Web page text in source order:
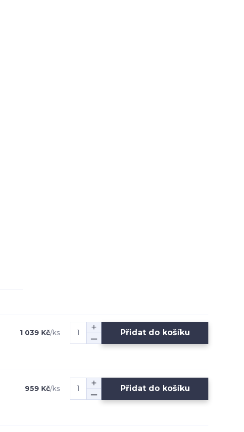
1 039 Kč/ks Přidat do košíku
959 Kč/ks Přidat do košíku